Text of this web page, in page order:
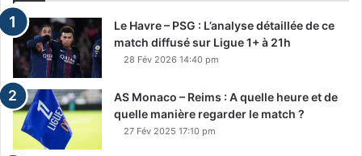
Le Havre – PSG : L’analyse détaillée de ce
match diffusé sur Ligue 1+ à 21h
28 Fév 2026 14:40 pm
AS Monaco – Reims : A quelle heure et de
quelle manière regarder le match ?
27 Fév 2025 17:10 pm